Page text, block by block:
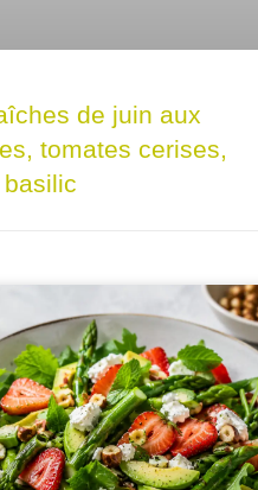
de juin aux
tomates cerises,